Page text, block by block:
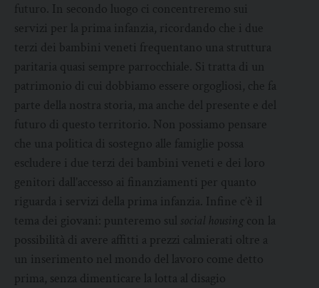
futuro. In secondo luogo ci concentreremo sui
servizi per la prima infanzia, ricordando che i due
terzi dei bambini veneti frequentano una struttura
paritaria quasi sempre parrocchiale. Si tratta di un
patrimonio di cui dobbiamo essere orgogliosi, che fa
parte della nostra storia, ma anche del presente e del
futuro di questo territorio. Non possiamo pensare
che una politica di sostegno alle famiglie possa
escludere i due terzi dei bambini veneti e dei loro
genitori dall’accesso ai finanziamenti per quanto
riguarda i servizi della prima infanzia. Infine c’è il
tema dei giovani: punteremo sul social housing con la
possibilità di avere affitti a prezzi calmierati oltre a
un inserimento nel mondo del lavoro come detto
prima, senza dimenticare la lotta al disagio